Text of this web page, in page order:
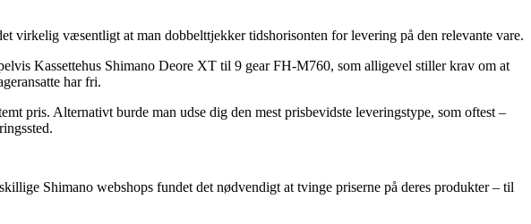
væsentligt at man dobbelttjekker tidshorisonten for levering på den relevante vare.
Kassettehus Shimano Deore XT til 9 gear FH-M760, som alligevel stiller krav om at
har fri.
pris. Alternativt burde man udse dig den mest prisbevidste leveringstype, som oftest –
Shimano webshops fundet det nødvendigt at tvinge priserne på deres produkter – til